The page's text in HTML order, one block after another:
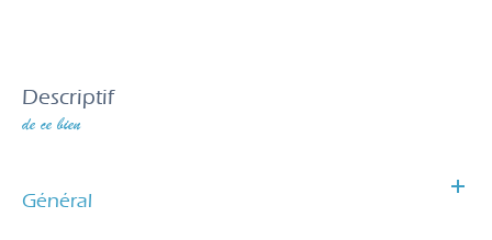
descriptif
de ce bien
Général